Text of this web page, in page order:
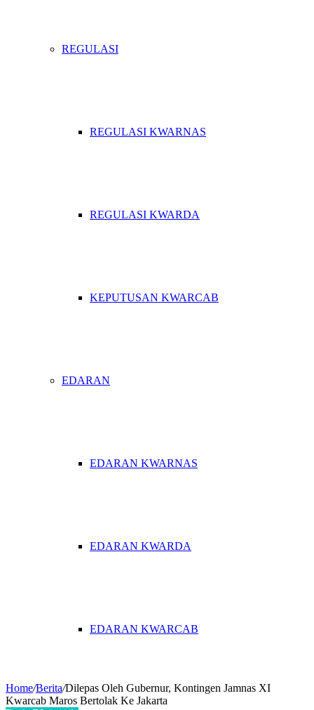
REGULASI
REGULASI KWARNAS
REGULASI KWARDA
KEPUTUSAN KWARCAB
EDARAN
EDARAN KWARNAS
EDARAN KWARDA
EDARAN KWARCAB
Home/Berita/Dilepas Oleh Gubernur, Kontingen Jamnas XI
Kwarcab Maros Bertolak Ke Jakarta